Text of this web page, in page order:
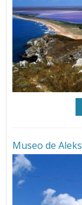
Museo de